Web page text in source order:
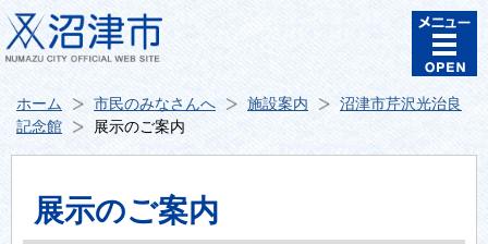
ホーム 市民のみなさんへ 施設案内
沼津市芹沢光治良
記念館
展示のご案内
展示のご案内